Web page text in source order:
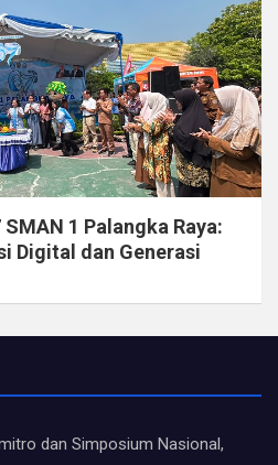
1 Palangka Raya:
Digital dan Generasi
dan Simposium Nasional,